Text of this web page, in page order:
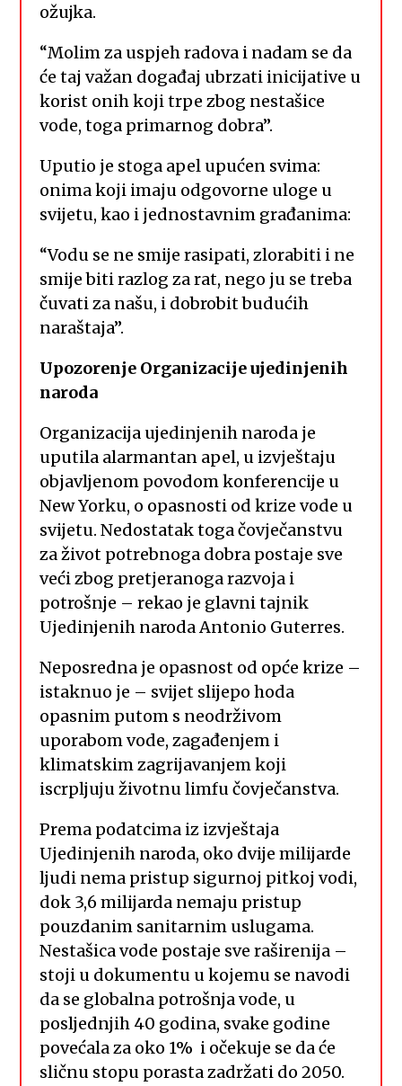
ožujka.
“Molim za uspjeh radova i nadam se da
će taj važan događaj ubrzati inicijative u
korist onih koji trpe zbog nestašice
vode, toga primarnog dobra”.
Uputio je stoga apel upućen svima:
onima koji imaju odgovorne uloge u
svijetu, kao i jednostavnim građanima:
“Vodu se ne smije rasipati, zlorabiti i ne
smije biti razlog za rat, nego ju se treba
čuvati za našu, i dobrobit budućih
naraštaja”.
Upozorenje Organizacije ujedinjenih
naroda
Organizacija ujedinjenih naroda je
uputila alarmantan apel, u izvještaju
objavljenom povodom konferencije u
New Yorku, o opasnosti od krize vode u
svijetu. Nedostatak toga čovječanstvu
za život potrebnoga dobra postaje sve
veći zbog pretjeranoga razvoja i
potrošnje – rekao je glavni tajnik
Ujedinjenih naroda Antonio Guterres.
Neposredna je opasnost od opće krize –
istaknuo je – svijet slijepo hoda
opasnim putom s neodrživom
uporabom vode, zagađenjem i
klimatskim zagrijavanjem koji
iscrpljuju životnu limfu čovječanstva.
Prema podatcima iz izvještaja
Ujedinjenih naroda, oko dvije milijarde
ljudi nema pristup sigurnoj pitkoj vodi,
dok 3,6 milijarda nemaju pristup
pouzdanim sanitarnim uslugama.
Nestašica vode postaje sve raširenija –
stoji u dokumentu u kojemu se navodi
da se globalna potrošnja vode, u
posljednjih 40 godina, svake godine
povećala za oko 1% i očekuje se da će
sličnu stopu porasta zadržati do 2050.